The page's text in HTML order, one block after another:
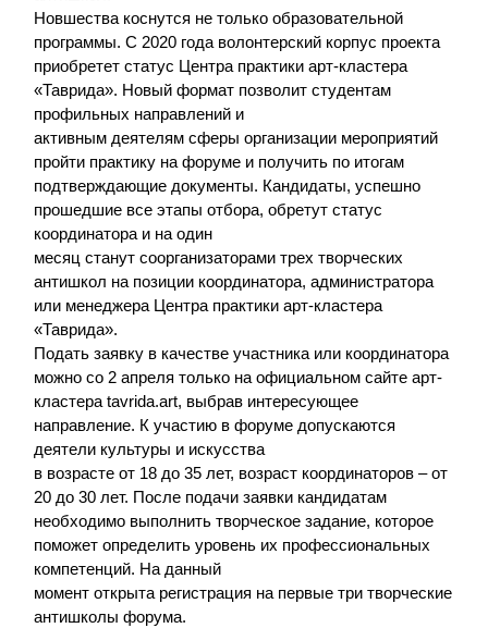
Новшества коснутся не только образовательной
программы. С 2020 года волонтерский корпус проекта
приобретет статус Центра практики арт-кластера
«Таврида». Новый формат позволит студентам
профильных направлений и
активным деятелям сферы организации мероприятий
пройти практику на форуме и получить по итогам
подтверждающие документы. Кандидаты, успешно
прошедшие все этапы отбора, обретут статус
координатора и на один
месяц станут соорганизаторами трех творческих
антишкол на позиции координатора, администратора
или менеджера Центра практики арт-кластера
«Таврида».
Подать заявку в качестве участника или координатора
можно со 2 апреля только на официальном сайте арт-
кластера tavrida.art, выбрав интересующее
направление. К участию в форуме допускаются
деятели культуры и искусства
в возрасте от 18 до 35 лет, возраст координаторов – от
20 до 30 лет. После подачи заявки кандидатам
необходимо выполнить творческое задание, которое
поможет определить уровень их профессиональных
компетенций. На данный
момент открыта регистрация на первые три творческие
антишколы форума.